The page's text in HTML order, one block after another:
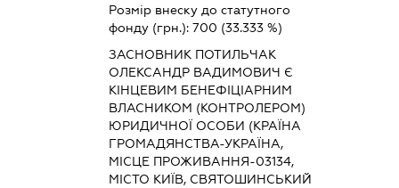
Розмір внеску до статутного
фонду (грн.):700 (33.333 %)
ЗАСНОВНИК ПОТИЛЬЧАК
ОЛЕКСАНДР ВАДИМОВИЧ Є
КІНЦЕВИМ БЕНЕФІЦІАРНИМ
ВЛАСНИКОМ (КОНТРОЛЕРОМ)
ЮРИДИЧНОЇ ОСОБИ (КРАЇНА
ГРОМАДЯНСТВА-УКРАЇНА,
МІСЦЕ ПРОЖИВАННЯ-03134,
МІСТО КИЇВ, СВЯТОШИНСЬКИЙ